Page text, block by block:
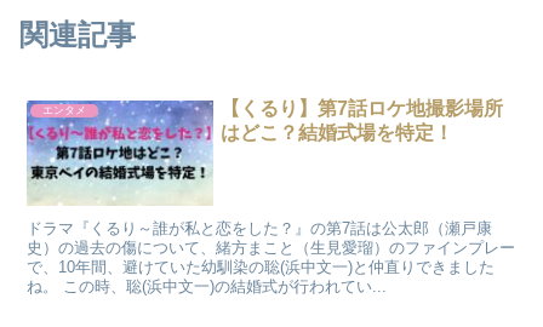
関連記事
エンタメ
【くるり】第7話ロケ地撮影場所
はどこ？結婚式場を特定！
ドラマ『くるり～誰が私と恋をした？』の第7話は公太郎（瀬戸康
史）の過去の傷について、緒方まこと（生見愛瑠）のファインプレー
で、10年間、避けていた幼馴染の聡(浜中文一)と仲直りできました
ね。 この時、聡(浜中文一)の結婚式が行われてい...